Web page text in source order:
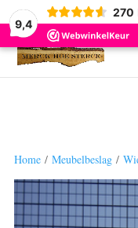
9,4
270
Home/ Meubelbeslag/